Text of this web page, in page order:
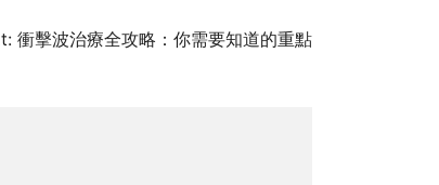
衝擊波治療全攻略：你需要知道的重點